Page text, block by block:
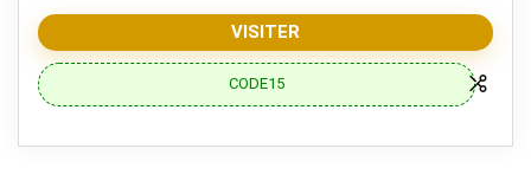
VISITER
CODE15